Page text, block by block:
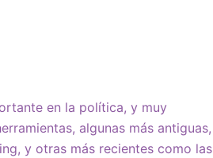
en la política, y muy
algunas más antiguas,
y otras más recientes como las